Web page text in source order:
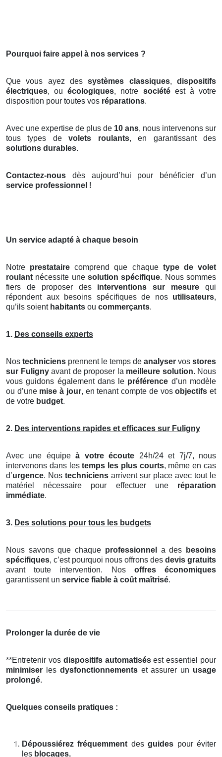
Pourquoi faire appel à nos services ?
Que vous ayez dessystèmes classiques,dispositifs
électriques, ouécologiques, notre sociétéest à votre
disposition pour toutes vos réparations.
Avec une expertise de plus de 10 ans, nous intervenons sur
tous types devolets roulants, en garantissant des
solutions durables.
Contactez-nous dès aujourd’hui pour bénéficier d’un
service professionnel !
Un service adapté à chaque besoin
Notre prestataire comprend que chaque type de volet
roulant nécessite une solution spécifique. Nous sommes
fiers de proposer des interventions sur mesure qui
répondent aux besoins spécifiques de nos utilisateurs,
qu’ils soient habitants ou commerçants.
1. Des conseils experts
Nos techniciens prennent le temps de analyser vos stores
sur Fuligny avant de proposer la meilleure solution. Nous
vous guidons également dans le préférence d’un modèle
ou d’une mise à jour, en tenant compte de vosobjectifs et
de votre budget.
2. Des interventions rapides et efficaces sur Fuligny
Avec une équipeà votre écoute 24h/24 et 7j/7, nous
intervenons dans lestemps les plus courts, même en cas
d’urgence. Nos techniciens arrivent sur place avec tout le
matériel nécessaire pour effectuer une réparation
immédiate.
3. Des solutions pour tous les budgets
Nous savons que chaque professionnel a des
besoins
spécifiques, c’est pourquoi nous offrons des devis gratuits
avant toute intervention. Nos offres économiques
garantissent un service fiable à coût maîtrisé.
Prolonger la durée de vie
**Entretenir vos dispositifs automatisésest essentiel pour
minimiser les dysfonctionnementset assurer un usage
prolongé.
Quelques conseils pratiques :
Dépoussiérez fréquemment desguides pour éviter
les blocages.